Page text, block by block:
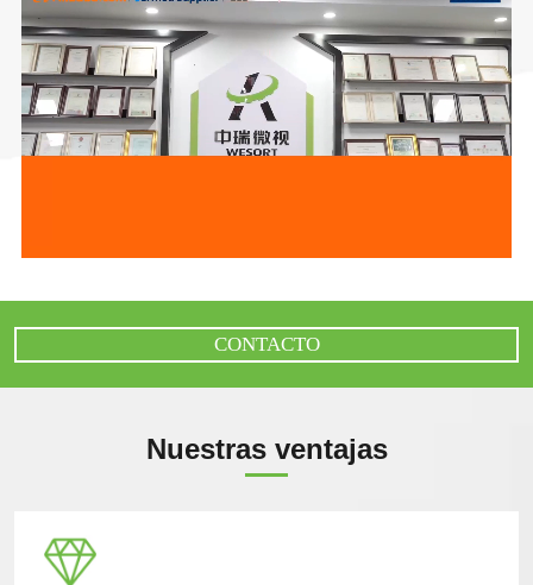
CONTACTO
Nuestras ventajas